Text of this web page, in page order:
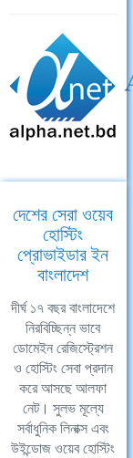
দেশের সেরা ওয়েব
হোস্টিং
প্রোভাইডার ইন
বাংলাদেশ
দীর্ঘ ১৭ বছর বাংলাদেশে
নিরবিচ্ছিন্ন ভাবে
ডোমেইন রেজিস্ট্রেশন
ও হোস্টিং সেবা প্রদান
করে আসছে আলফা
নেট। সুলভ মূল্যে
সর্বাধুনিক লিনাক্স এবং
উইন্ডোজ ওয়েব হোস্টিং